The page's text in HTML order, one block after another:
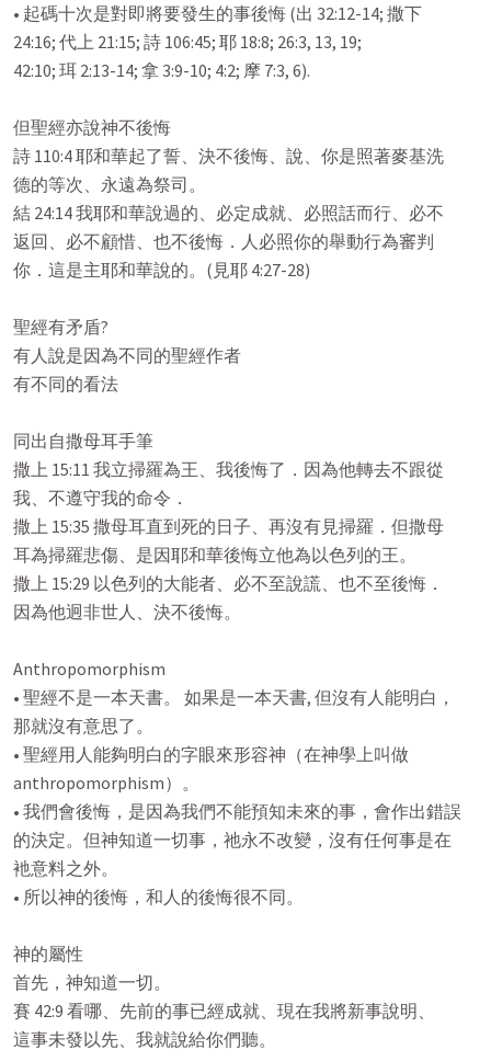
• 起碼十次是對即將要發生的事後悔 (出 32:12-14; 撒下
24:16; 代上 21:15; 詩 106:45; 耶 18:8; 26:3, 13, 19;
42:10; 珥 2:13-14; 拿 3:9-10; 4:2; 摩 7:3, 6).
但聖經亦說神不後悔
詩 110:4 耶和華起了誓、決不後悔、說、你是照著麥基洗
德的等次、永遠為祭司。
結 24:14 我耶和華說過的、必定成就、必照話而行、必不
返回、必不顧惜、也不後悔．人必照你的舉動行為審判
你．這是主耶和華說的。(見耶 4:27-28)
聖經有矛盾?
有人說是因為不同的聖經作者
有不同的看法
同出自撒母耳手筆
撒上 15:11 我立掃羅為王、我後悔了．因為他轉去不跟從
我、不遵守我的命令．
撒上 15:35 撒母耳直到死的日子、再沒有見掃羅．但撒母
耳為掃羅悲傷、是因耶和華後悔立他為以色列的王。
撒上 15:29 以色列的大能者、必不至說謊、也不至後悔．
因為他迥非世人、決不後悔。
Anthropomorphism
• 聖經不是一本天書。 如果是一本天書, 但沒有人能明白，
那就沒有意思了。
• 聖經用人能夠明白的字眼來形容神（在神學上叫做
anthropomorphism）。
• 我們會後悔，是因為我們不能預知未來的事，會作出錯誤
的決定。但神知道一切事，祂永不改變，沒有任何事是在
衪意料之外。
• 所以神的後悔，和人的後悔很不同。
神的屬性
首先，神知道一切。
賽 42:9 看哪、先前的事已經成就、現在我將新事說明、
這事未發以先、我就說給你們聽。